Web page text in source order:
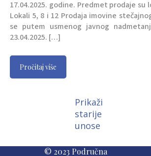
17.04.2025. godine. Predmet prodaje su
Lokali 5, 8 i 12 Prodaja imovine
se putem usmenog javnog
23.04.2025. […]
Pročitaj više
Prikaži
starije
unose
© 2023 Područna